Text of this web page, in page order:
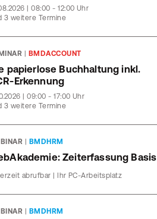
| 08:00 - 12:00 Uhr
3 weitere Termine
BMDACCOUNT
papierlose Buchhaltung inkl.
Erkennung
| 09:00 - 17:00 Uhr
3 weitere Termine
BMDHRM
Zeiterfassung Basis
abrufbar | Ihr PC-Arbeitsplatz
BMDHRM